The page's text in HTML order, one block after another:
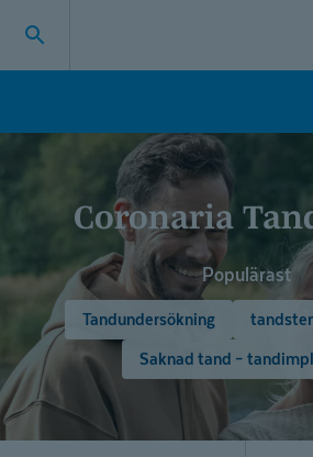
Coronaria
Populärast
Tandundersökning
Saknad tand –